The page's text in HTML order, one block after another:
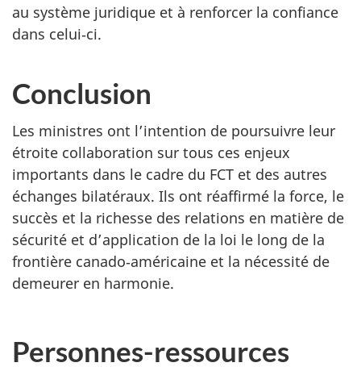
au système juridique et à renforcer la confiance
dans celui‑ci.
Conclusion
Les ministres ont l’intention de poursuivre leur
étroite collaboration sur tous ces enjeux
importants dans le cadre du FCT et des autres
échanges bilatéraux. Ils ont réaffirmé la force, le
succès et la richesse des relations en matière de
sécurité et d’application de la loi le long de la
frontière canado‑américaine et la nécessité de
demeurer en harmonie.
Personnes-ressources